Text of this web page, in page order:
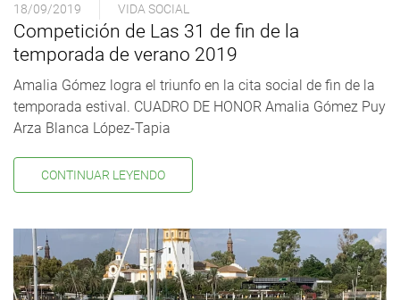
18/09/2019 VIDA SOCIAL
Competición de Las 31 de fin de la
temporada de verano 2019
Amalia Gómez logra el triunfo en la cita social de fin de la
temporada estival. CUADRO DE HONOR Amalia Gómez Puy
Arza Blanca López-Tapia
CONTINUAR LEYENDO